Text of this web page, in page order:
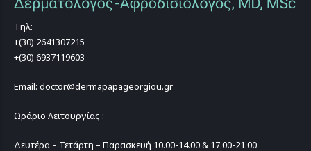
Τηλ:
+(30) 2641307215
+(30) 6937119603
Email: doctor@dermapapageorgiou.gr
Ωράριο Λειτουργίας :
Δευτέρα – Τετάρτη – Παρασκευή 10.00-14.00 & 17.00-21.00